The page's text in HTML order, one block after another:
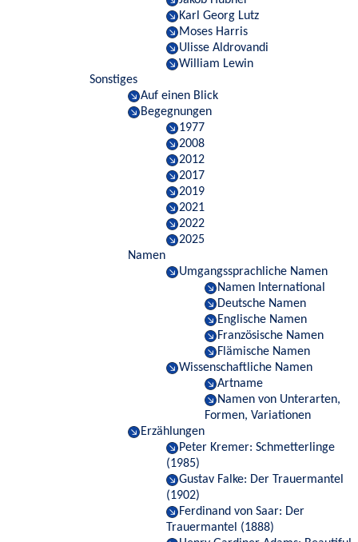
Karl Georg Lutz
Moses Harris
Ulisse Aldrovandi
William Lewin
Sonstiges
Auf einen Blick
Begegnungen
1977
2008
2012
2017
2019
2021
2022
2025
Namen
Umgangssprachliche Namen
Namen International
Deutsche Namen
Englische Namen
Französische Namen
Flämische Namen
Wissenschaftliche Namen
Artname
Namen von Unterarten,
Formen, Variationen
Erzählungen
Peter Kremer: Schmetterlinge
(1985)
Gustav Falke: Der Trauermantel
(1902)
Ferdinand von Saar: Der
Trauermantel (1888)